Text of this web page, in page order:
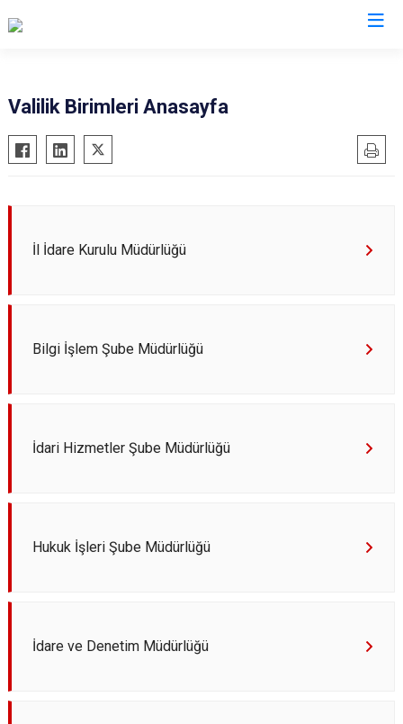
Valilik Birimleri Anasayfa
İl İdare Kurulu Müdürlüğü
Bilgi İşlem Şube Müdürlüğü
İdari Hizmetler Şube Müdürlüğü
Hukuk İşleri Şube Müdürlüğü
İdare ve Denetim Müdürlüğü